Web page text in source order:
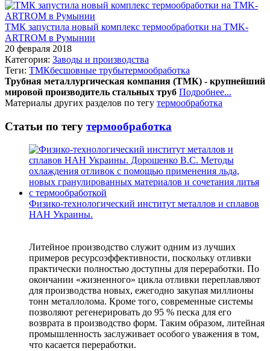
ТМК запустила новый комплекс термообработки на TMK-
ARTROM в Румынии
20 февраля 2018
Категория: Заводы и производства
Теги: ТМКбесшовные трубытермообработка
Трубная металлургическая компания (ТМК) - крупнейший
мировой производитель стальных труб Подробнее...
Материалы других разделов по тегу термообработка
Статьи по тегу термообработка
Физико-технологический институт металлов и сплавов
НАН Украины.
Литейное производство служит одним из лучших
примеров ресурсоэффективности, поскольку отливки
практически полностью доступны для переработки. По
окончании «жизненного» цикла отливки переплавляют
для производства новых, ежегодно закупая миллионы
тонн металлолома. Кроме того, современные системы
позволяют регенерировать до 95 % песка для его
возврата в производство форм. Таким образом, литейная
промышленность заслуживает особого уважения в том,
что касается переработки.